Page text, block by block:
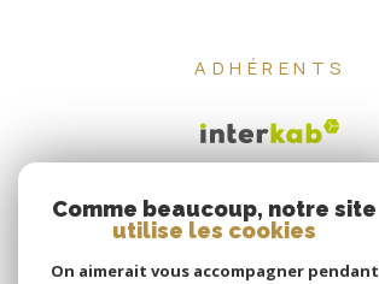
ADHÉRENTS
Comme beaucoup, notre site
utilise les cookies
On aimerait vous accompagner pendant